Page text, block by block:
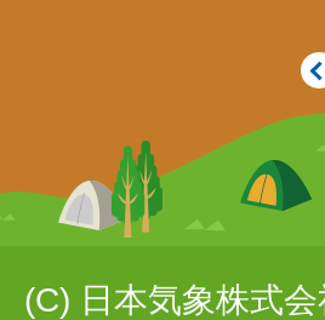
(C) 日本気象株式会